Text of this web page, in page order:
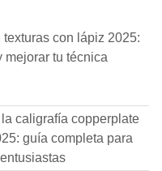
con lápiz 2025:
mejorar tu técnica
caligrafía copperplate
guía completa para